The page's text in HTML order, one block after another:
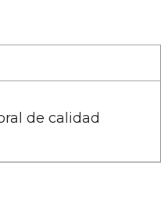
de calidad